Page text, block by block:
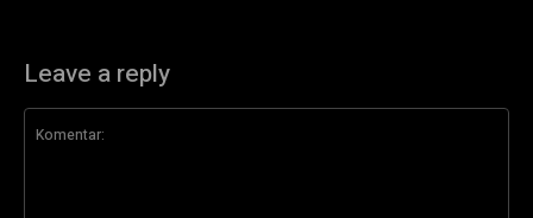
Leave a reply